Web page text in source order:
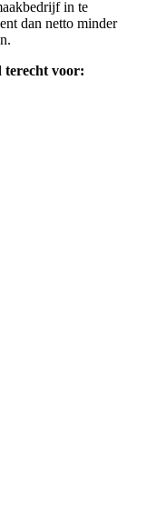
in te
dan netto minder
voor: